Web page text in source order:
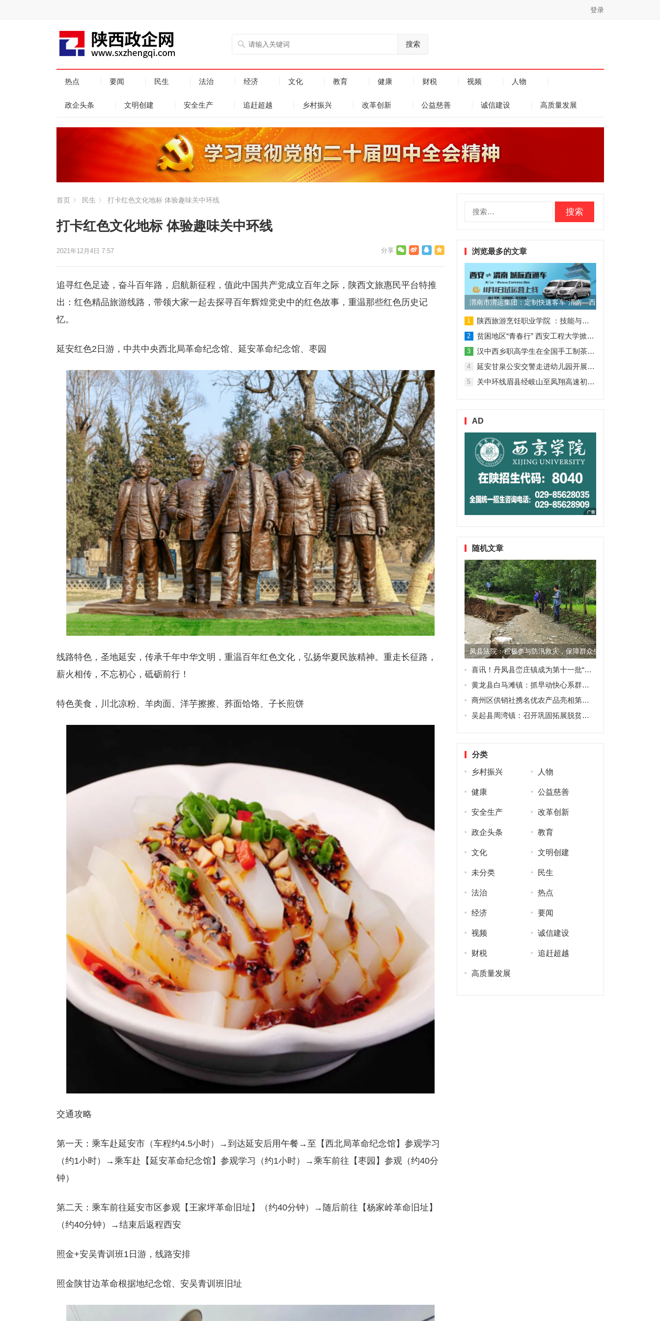
登录
搜索
热点 要闻 民生 法治 经济 文化 教育 健康 财税 视频 人物
政企头条 文明创建 安全生产 追赶超越 乡村振兴 改革创新 公益慈善 诚信建设 高质量发展
首页 民生 打卡红色文化地标 体验趣味关中环线
打卡红色文化地标 体验趣味关中环线
2021年12月4日 7:57
追寻红色足迹，奋斗百年路，启航新征程，值此中国共产党成立百年之际，陕西文旅惠民平台特推
出：红色精品旅游线路，带领大家一起去探寻百年辉煌党史中的红色故事，重温那些红色历史记
忆。
延安红色2日游，中共中央西北局革命纪念馆、延安革命纪念馆、枣园
线路特色，圣地延安，传承千年中华文明，重温百年红色文化，弘扬华夏民族精神。重走长征路，
薪火相传，不忘初心，砥砺前行！
特色美食，川北凉粉、羊肉面、洋芋擦擦、荞面饸饹、子长煎饼
交通攻略
第一天：乘车赴延安市（车程约4.5小时）→到达延安后用午餐→至【西北局革命纪念馆】参观学习
（约1小时）→乘车赴【延安革命纪念馆】参观学习（约1小时）→乘车前往【枣园】参观（约40分
钟）
第二天：乘车前往延安市区参观【王家坪革命旧址】（约40分钟）→随后前往【杨家岭革命旧址】
（约40分钟）→结束后返程西安
照金+安吴青训班1日游，线路安排
照金陕甘边革命根据地纪念馆、安吴青训班旧址
浏览最多的文章
渭南市渭运集团：定制快速客车“渭南—西安”11月1日试运营
1 陕西旅游烹饪职业学院 ：技能与理论并行 人才与企业共赢
2 贫困地区“青春行” 西安工程大学掀起“扶贫热”
3 汉中西乡职高学生在全国手工制茶大赛中创佳绩
4 延安甘泉公安交警走进幼儿园开展交通安全专题讲座活动
5 关中环线眉县经岐山至凤翔高速初步设计获批！
AD
随机文章
凤县法院：积极参与防汛救灾，保障群众生命财产安全
喜讯！丹凤县峦庄镇成为第十一批“全国一村一品”示范村镇
黄龙县白马滩镇：抓早动快心系群众， 治理隐患保障安全
商州区供销社携名优农产品亮相第九届四川农业博览会收获颇丰
吴起县周湾镇：召开巩固拓展脱贫攻坚成果同乡村振兴有效衔接工作推进会
分类
乡村振兴 人物
健康 公益慈善
安全生产 改革创新
政企头条 教育
文化 文明创建
未分类 民生
法治 热点
经济 要闻
视频 诚信建设
财税 追赶超越
高质量发展